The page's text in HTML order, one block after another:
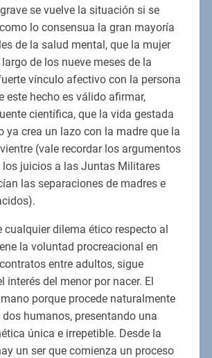
se vuelve la situación si se
lo consensua la gran mayoría
de la salud mental, que la mujer
de los nueve meses de la
vínculo afectivo con la persona
este hecho es válido afirmar,
científica, que la vida gestada
ya crea un lazo con la madre que la
(vale recordar los argumentos
los juicios a las Juntas Militares
las separaciones de madres e
cualquier dilema ético respecto al
la voluntad procreacional en
entre adultos, sigue
interés del menor por nacer. El
porque procede naturalmente
humanos, presentando una
única e irrepetible. Desde la
un ser que comienza un proceso